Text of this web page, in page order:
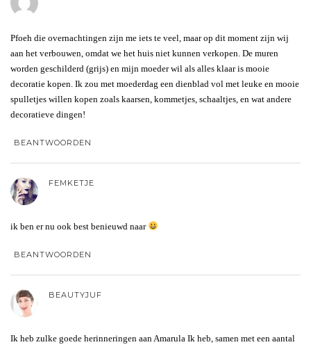
Pfoeh die overnachtingen zijn me iets te veel, maar op dit moment zijn wij
aan het verbouwen, omdat we het huis niet kunnen verkopen. De muren
worden geschilderd (grijs) en mijn moeder wil als alles klaar is mooie
decoratie kopen. Ik zou met moederdag een dienblad vol met leuke en mooie
spulletjes willen kopen zoals kaarsen, kommetjes, schaaltjes, en wat andere
decoratieve dingen!
BEANTWOORDEN
FEMKETJE
ik ben er nu ook best benieuwd naar
BEANTWOORDEN
BEAUTYJUF
Ik heb zulke goede herinneringen aan Amarula Ik heb, samen met een aantal